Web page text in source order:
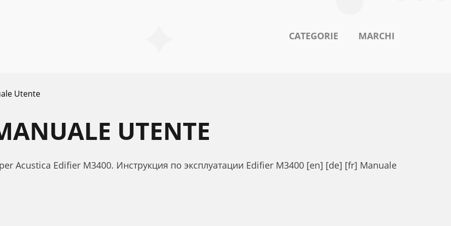
CATEGORIE MARCHI
Utente
UTENTE
Acustica Edifier M3400. Инструкция по эксплуатации Edifier M3400 [en] [de] [fr] Manuale